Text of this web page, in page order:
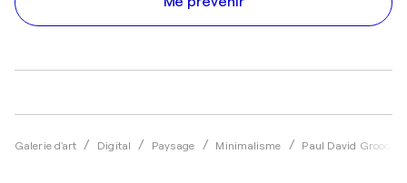
Galerie d'art Digital Paysage Minimalisme Paul David Groocock